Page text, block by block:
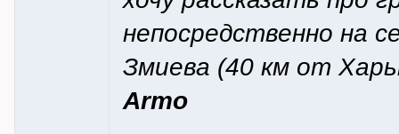
непосредственно на
Змиева (40 км от
Armo